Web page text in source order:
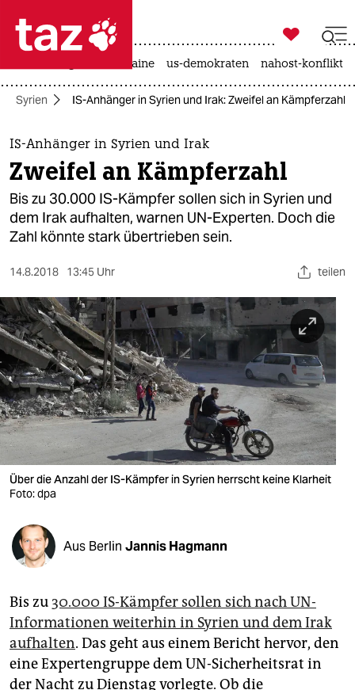
 taz zahl ich
taz zahl ich
themen
politik
öko
sport
berlin
nord
wahrheit
verlag
verlag
veranstaltungen
shop
unterstützen
abo
genossenschaft

taz zahl ich
krieg in der ukraine us-demokraten nahost-konflikt
Syrien IS-Anhänger in Syrien und Irak: Zweifel an Kämpferzahl
IS-Anhänger in Syrien und Irak
Zweifel an Kämpferzahl
Bis zu 30.000 IS-Kämpfer sollen sich in Syrien und
dem Irak aufhalten, warnen UN-Experten. Doch die
Zahl könnte stark übertrieben sein.
14.8.2018 13:45 Uhr teilen
Über die Anzahl der IS-Kämpfer in Syrien herrscht keine Klarheit
Foto: dpa
Aus Berlin Jannis Hagmann
Bis zu 30.000 IS-Kämpfer sollen sich nach UN-
Informationen weiterhin in Syrien und dem Irak
aufhalten. Das geht aus einem Bericht hervor, den
eine Expertengruppe dem UN-Sicherheitsrat in
der Nacht zu Dienstag vorlegte. Ob die